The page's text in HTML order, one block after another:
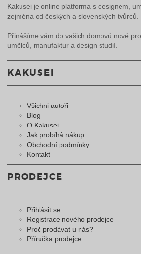
Kakusei je online platforma s designem,
zejména od českých a slovenských tvůrců.
Přinášíme vám do vašich domovů nové
umělců, manufaktur a design studií.
KAKUSEI
Všichni autoři
Blog
O Kakusei
Jak probíhá nákup
Obchodní podmínky
Kontakt
PRODEJCE
Přihlásit se
Registrace nového prodejce
Proč prodávat u nás?
Příručka prodejce